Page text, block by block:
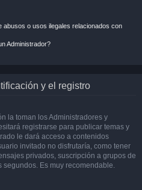
o usos ilegales relacionados con
Administrador?
y el registro
la toman los Administradores y
registrarse para publicar temas y
le dará acceso a contenidos
invitado no disfrutaría, como tener
privados, suscripción a grupos de
segundos. Es muy recomendable.